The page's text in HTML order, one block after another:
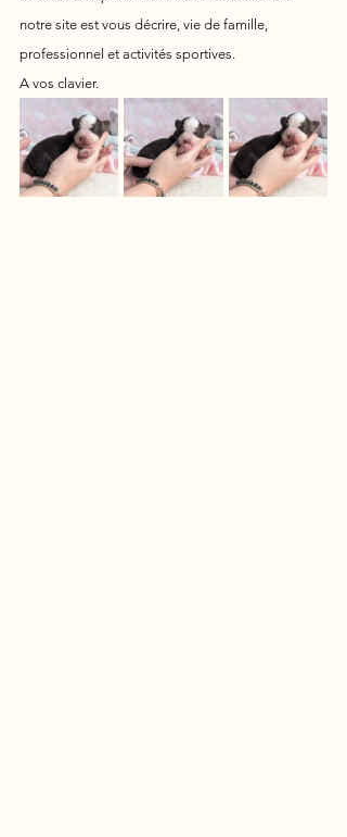
notre site est vous décrire, vie de famille,
professionnel et activités sportives.
A vos clavier.